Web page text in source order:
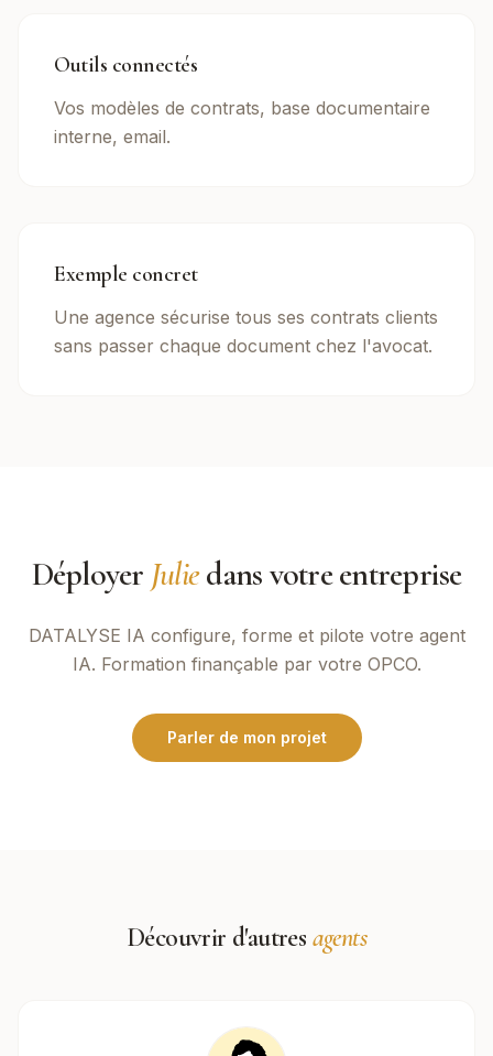
Outils connectés
Vos modèles de contrats, base documentaire
interne, email.
Exemple concret
Une agence sécurise tous ses contrats clients
sans passer chaque document chez l'avocat.
Déployer Juliedans votre entreprise
DATALYSE IA configure, forme et pilote votre agent
IA. Formation finançable par votre OPCO.
Parler de mon projet
Découvrir d'autres agents